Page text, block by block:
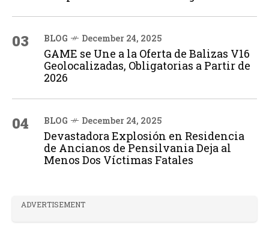
03 BLOG December 24, 2025
GAME se Une a la Oferta de Balizas V16
Geolocalizadas, Obligatorias a Partir de
2026
04 BLOG December 24, 2025
Devastadora Explosión en Residencia
de Ancianos de Pensilvania Deja al
Menos Dos Víctimas Fatales
ADVERTISEMENT